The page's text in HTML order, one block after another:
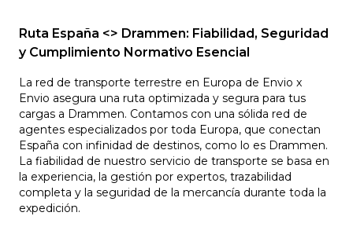
Ruta España <> Drammen: Fiabilidad, Seguridad
y Cumplimiento Normativo Esencial
La red de transporte terrestre en Europa de Envio x
Envio asegura una ruta optimizada y segura para tus
cargas a Drammen. Contamos con una sólida red de
agentes especializados por toda Europa, que conectan
España con infinidad de destinos, como lo es Drammen.
La fiabilidad de nuestro servicio de transporte se basa en
la experiencia, la gestión por expertos, trazabilidad
completa y la seguridad de la mercancía durante toda la
expedición.